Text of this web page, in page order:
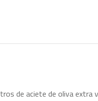
de aciete de oliva extra